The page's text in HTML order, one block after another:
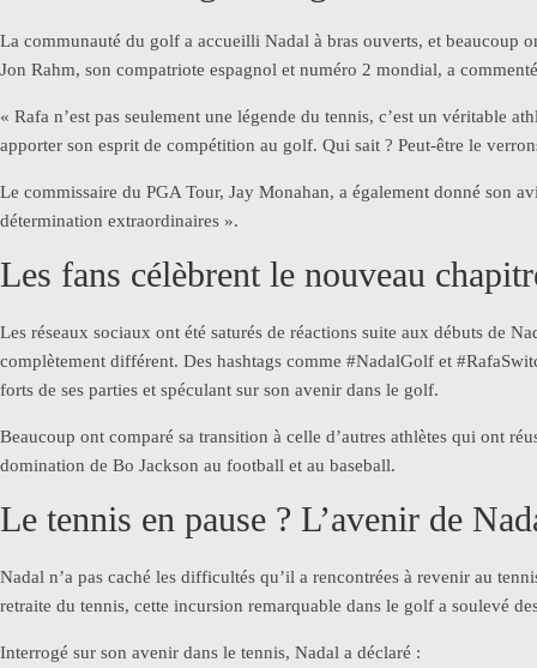
La communauté du golf a accueilli Nadal à bras ouverts, et beaucoup
Jon Rahm, son compatriote espagnol et numéro 2 mondial, a
« Rafa n’est pas seulement une légende du tennis, c’est un véritable
apporter son esprit de compétition au golf. Qui sait ? Peut-être le
Le commissaire du PGA Tour, Jay Monahan, a également donné son
détermination extraordinaires ».
Les fans célèbrent le nouveau
Les réseaux sociaux ont été saturés de réactions suite aux débuts de
complètement différent. Des hashtags comme #NadalGolf et
forts de ses parties et spéculant sur son avenir dans le golf.
Beaucoup ont comparé sa transition à celle d’autres athlètes qui ont
domination de Bo Jackson au football et au baseball.
Le tennis en pause ? L’avenir de
Nadal n’a pas caché les difficultés qu’il a rencontrées à revenir au
retraite du tennis, cette incursion remarquable dans le golf a soulevé
Interrogé sur son avenir dans le tennis, Nadal a déclaré :